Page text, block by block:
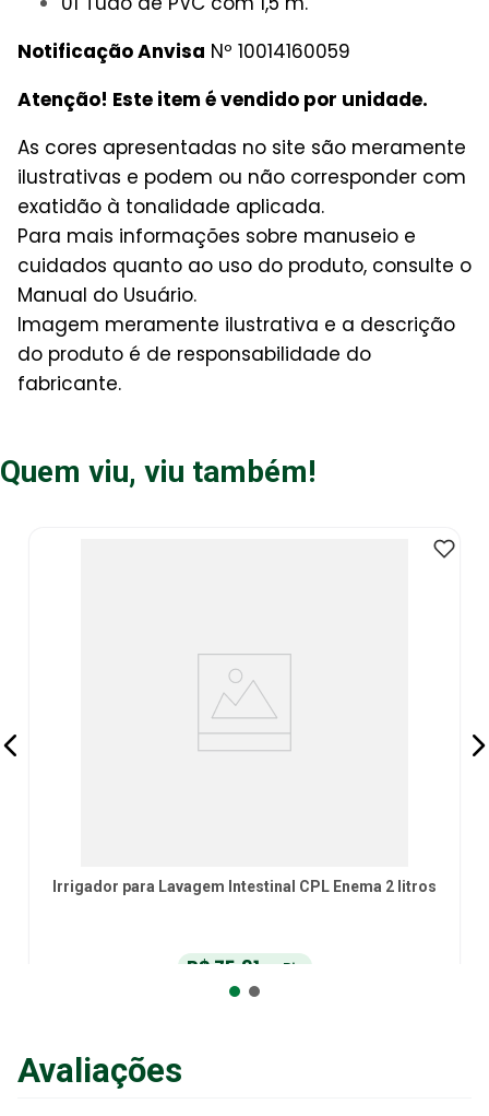
Notificação Anvisa Nº 10014160059
Atenção! Este item é vendido por unidade.
As cores apresentadas no site são meramente
ilustrativas e podem ou não corresponder com
exatidão à tonalidade aplicada.
Para mais informações sobre manuseio e
cuidados quanto ao uso do produto, consulte o
Manual do Usuário.
Imagem meramente ilustrativa e a descrição
do produto é de responsabilidade do
fabricante.
Quem viu, viu também!
Irrigador para Lavagem Intestinal CPL Enema 2 litros
R$75,91no Pix
,90em até
Adicionar ao Carrinho
Avaliações